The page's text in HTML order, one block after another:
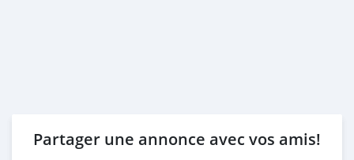
Partager une annonce avec vos amis!